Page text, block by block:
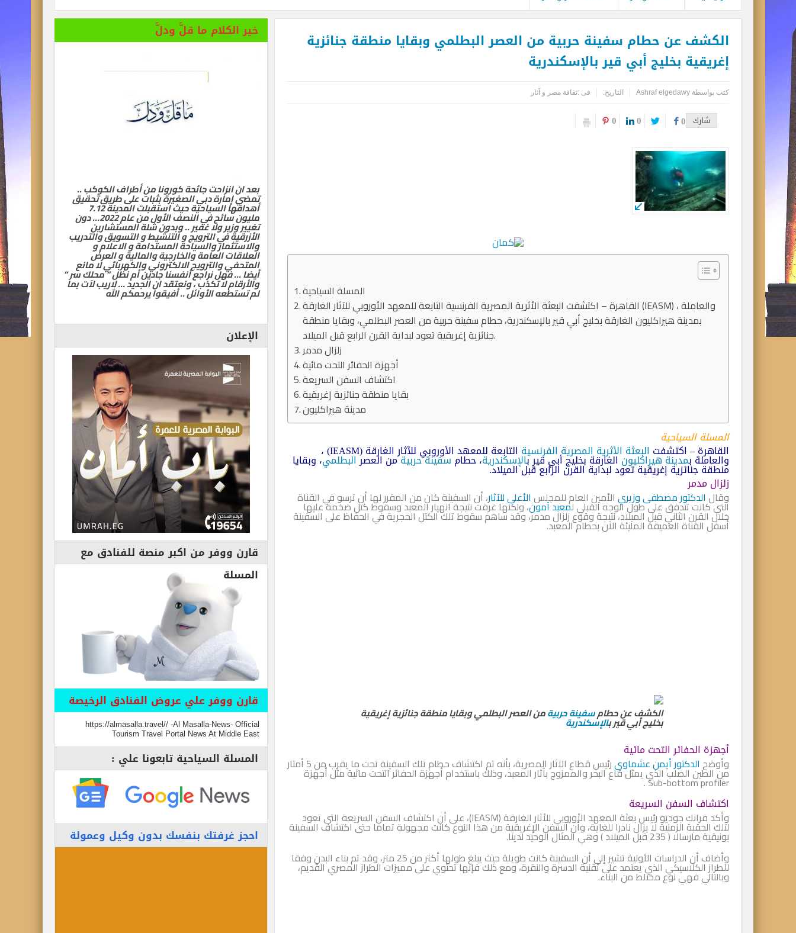
الكشف عن حطام سفينة حربية من العصر البطلمي وبقايا منطقة جنائزية
إغريقية بخليج أبي قير بالإسكندرية
كتب بواسطة Ashraf elgedawy التاريخ: فى :ثقافة مصر و آثار
شارك 0
0
0
المسلة السياحية
القاهرة – اكتشفت البعثة الأثرية المصرية الفرنسية التابعة للمعهد الأوروبي للآثار الغارقة (IEASM) ، والعاملة
بمدينة هيراكليون الغارقة بخليج أبي قير بالإسكندرية، حطام سفينة حربية من العصر البطلمي، وبقايا منطقة
جنائزية إغريقية تعود لبداية القرن الرابع قبل الميلاد.
زلزال مدمر
أجهزة الحفائر التحت مائية
اكتشاف السفن السريعة
بقايا منطقة جنائزية إغريقية
مدينة هيراكليون
المسلة السياحية
القاهرة – اكتشفت البعثة الأثرية المصرية الفرنسية التابعة للمعهد الأوروبي للآثار الغارقة (IEASM) ،
والعاملة بمدينة هيراكليونالغارقة بخليج أبي قير بالإسكندرية، حطامسفينة حربيةمن العصرالبطلمي، وبقايا
منطقة جنائزية إغريقية تعود لبداية القرن الرابع قبل الميلاد.
زلزال مدمر
وقال الدكتور مصطفى وزيري الأمين العام للمجلس الأعلى للآثار، أن السفينة كان من المقرر لها أن ترسو في القناة
التي كانت تتدفق على طول الوجه القبلي لمعبد آمون، ولكنها غرقت نتيجة انهيار المعبد وسقوط كتل ضخمة عليها
خلال القرن الثاني قبل الميلاد، نتيجة وقوع زلزال مدمر، وقد ساهم سقوط تلك الكتل الحجرية في الحفاظ على السفينة
أسفل القناة العميقة المليئة الآن بحطام المعبد.
الكشف عن حطامسفينة حربيةمن العصر البطلمي وبقايا منطقة جنائزية إغريقية
بخليج أبي قير بالإسكندرية
أجهزة الحفائر التحت مائية
وأوضح الدكتور أيمن عشماوي رئيس قطاع الآثار المصرية، بأنه تم اكتشاف حطام تلك السفينة تحت ما يقرب من 5 أمتار
من الطين الصلب الذي يمثل قاع البحر والممزوج بآثار المعبد، وذلك باستخدام أجهزة الحفائر التحت مائية مثل أجهزة
Sub-bottom profiler .
اكتشاف السفن السريعة
وأكد فرانك جوديو رئيس بعثة المعهد الأوروبي للأثار الغارقة (IEASM)، على أن اكتشاف السفن السريعة التي تعود
لتلك الحقبة الزمنية لا يزال نادرا للغاية، وأن السفن الإغريقية من هذا النوع كانت مجهولة تماما حتى اكتشاف السفينة
بونيقية مارسالا ( 235 قبل الميلاد ) وهي المثال الوحيد لدينا.
وأضاف أن الدراسات الأولية تشير إلى أن السفينة كانت طويلة حيث يبلغ طولها أكثر من 25 متر، وقد تم بناء البدن وفقا
للطراز الكلاسيكي الذي يعتمد على تقنية الدسرة والنقرة، ومع ذلك فإنها تحتوي على مميزات الطراز المصري القديم،
وبالتالي فهي نوع مختلط من البناء.
خير الكلام ما قلَّ ودلَّ
بعد ان انزاحت جائحة كورونا من أطراف الكوكب ..
تمضي إمارة دبي الصغيرة بثبات على طريق تحقيق
أهدافها السياحية حيث استقبلت المدينة 7.12
مليون سائح في النصف الأول من عام 2022… دون
تغيير وزير ولا غفير .. وبدون شلة المستشارين
الأزرقية في الترويج و التنشيط و التسويق والتدريب
والاستثمار والسياحة المستدامة و الاعلام و
العلاقات العامة والخارجية والمالية و العرض
المتحفي والترويج الالكتروني والكهربائي لا مانع
أيضا … فهل نراجع أنفسنا جادين أم نظل ” محلك سر ”
والأرقام لا تكذب ، ونعتقد ان الجديد … لاريب لآت بما
لم تستطعه الأوائل .. أفيقوا يرحمكم الله
الإعلان
قارن ووفر من اكبر منصة للفنادق مع
المسلة
قارن ووفر علي عروض الفنادق الرخيصة
https://almasalla.travel// -Al Masalla-News- Official
Tourism Travel Portal News At Middle East
المسلة السياحية تابعونا علي :
احجز غرفتك بنفسك بدون وكيل وعمولة